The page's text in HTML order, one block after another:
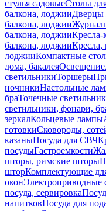
стулья садовыеСтолы
балкона, лоджииДверцы
балкона, лоджии
балкона, лоджииКресла-
балкона, лоджииКресла,
лоджииКомпактные
дома, бакалеяОсвещение
светильникиТоршеры
ночникиНастольные
браТочечные
светильники, фонари,
зеркалКольцевые лампы
готовкиСковороды,
казаныПосуда для СВЧ
посудыГастроемкости
шторы, римские шторы
шторКомплектующие
оконЭлектроприводные
посуда, сервировка
напитковПосуда для